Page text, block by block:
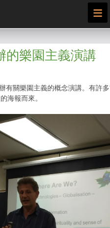
≡
的樂園主義演講
有關樂園主義的概念演講。有許
海報而來。